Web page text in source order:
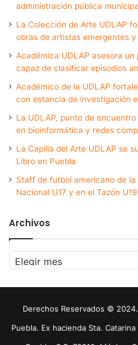
administración pública
La Colección de Arte UDLAP
obras de artistas emergentes
Académica UDLAP asesora
capaz de clasificar episodios
Académico de la UDLAP
con estancia de investigación
La UDLAP, punto de
en bioinformática y redes
La Capilla del Arte UDLAP se
Libro en Puebla
Staff de futbol americano de la
Nacional U17 y en el Tazón U19
Archivos
Archivos
Derechos Reservados ©
Puebla. Ex hacienda Sta.